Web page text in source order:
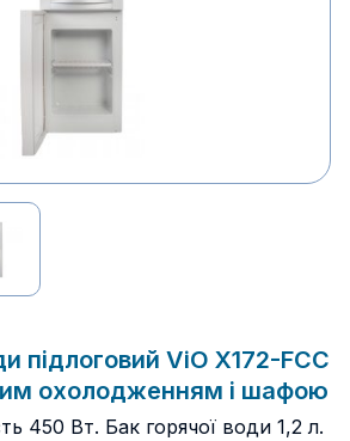
підлоговий ViO Х172-FСC
охолодженням і шафою
450 Вт. Бак горячої води 1,2 л.